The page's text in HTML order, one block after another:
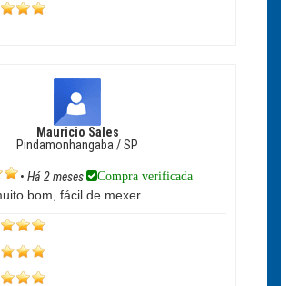
Mauricio Sales
Pindamonhangaba / SP
• Há 2 meses Compra verificada
bom, fácil de mexer